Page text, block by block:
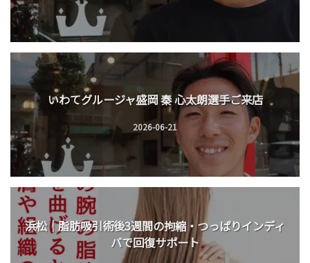
いわてグルージャ盛岡 秦 心太朗選手ご来店
2026-06-21
浜松｜脂肪吸引術後3週間の拘縮・つっぱりインディ
バで回復サポート